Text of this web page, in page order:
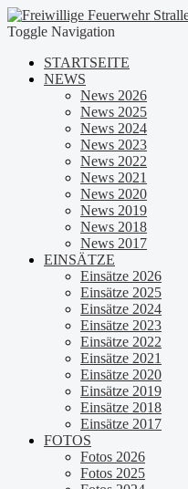
Toggle Navigation
STARTSEITE
NEWS
News 2026
News 2025
News 2024
News 2023
News 2022
News 2021
News 2020
News 2019
News 2018
News 2017
EINSÄTZE
Einsätze 2026
Einsätze 2025
Einsätze 2024
Einsätze 2023
Einsätze 2022
Einsätze 2021
Einsätze 2020
Einsätze 2019
Einsätze 2018
Einsätze 2017
FOTOS
Fotos 2026
Fotos 2025